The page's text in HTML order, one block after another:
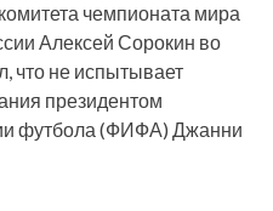
чемпионата мира
Алексей Сорокин во
что не испытывает
президентом
футбола (ФИФА) Джанни